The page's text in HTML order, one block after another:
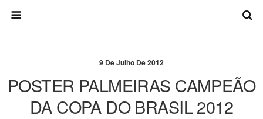
9 De Julho De 2012
POSTER PALMEIRAS CAMPEÃO
DA COPA DO BRASIL 2012